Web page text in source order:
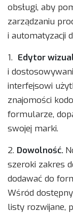
obsługi, aby
zarządzaniu
i automatyzacji
1. Edytor
i
interfejsowi
znajomości
formularze,
swojej marki.
2. Dowolność.
szeroki zakres
dodawać do
Wśród
listy rozwijane,